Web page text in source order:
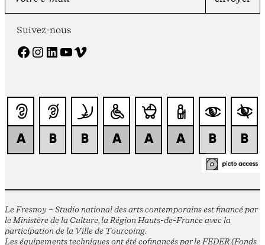
Suivez-nous
Facebook Instagram LinkedIn YouTube Vimeo
Le Fresnoy – Studio national des arts contemporains est financé par
le Ministère de la Culture, la Région Hauts-de-France avec la
participation de la Ville de Tourcoing.
Les équipements techniques ont été cofinancés par le FEDER (Fonds